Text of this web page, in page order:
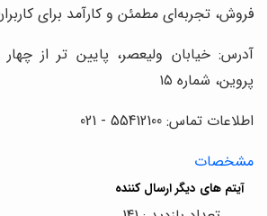
فروش، تجربه‌ای مطمئن و کارآمد برای
آدرس: خيابان وليعصر، پايين تر از
پروين، شماره ١٥
اطلاعات تماس: 55412100 - 021
مشخصات